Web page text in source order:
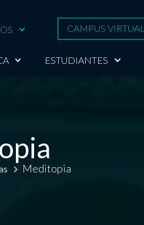
CAMPUS VIRTUAL
ESTUDIANTES
Meditopia